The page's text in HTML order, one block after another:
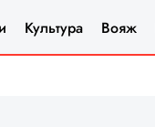
Культура Вояж